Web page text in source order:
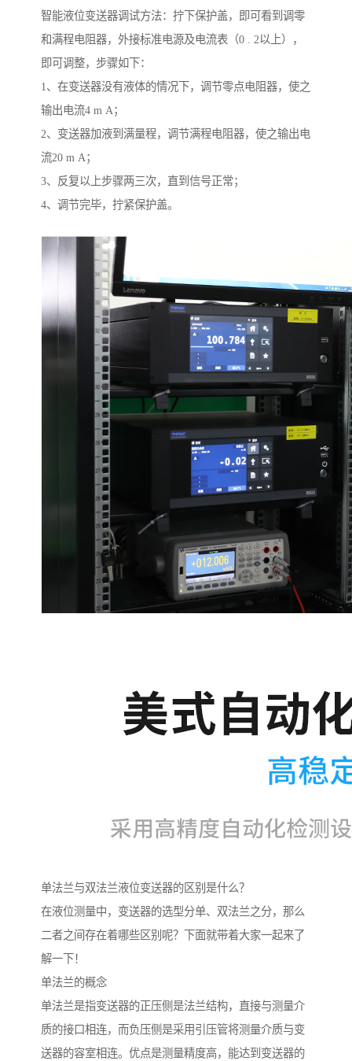
智能液位变送器调试方法：拧下保护盖，即可看到调零
和满程电阻器，外接标准电源及电流表（0 . 2以上），
即可调整，步骤如下：
1、在变送器没有液体的情况下，调节零点电阻器，使之
输出电流4 m A；
2、变送器加液到满量程，调节满程电阻器，使之输出电
流20 m A；
3、反复以上步骤两三次，直到信号正常；
4、调节完毕，拧紧保护盖。
单法兰与双法兰液位变送器的区别是什么？
在液位测量中，变送器的选型分单、双法兰之分，那么
二者之间存在着哪些区别呢？下面就带着大家一起来了
解一下！
单法兰的概念
单法兰是指变送器的正压侧是法兰结构，直接与测量介
质的接口相连，而负压侧是采用引压管将测量介质与变
送器的容室相连。优点是测量精度高，能达到变送器的